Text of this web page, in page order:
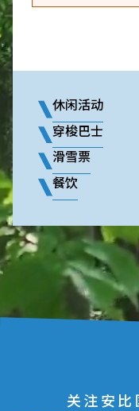
休闲活动
穿梭巴士
滑雪票
餐饮
关注安